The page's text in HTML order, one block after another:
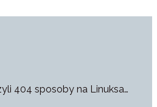
404 sposoby na Linuksa…